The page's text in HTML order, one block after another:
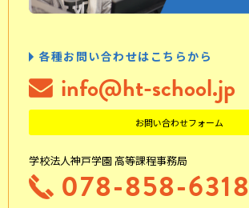
各種お問い合わせはこちらから
info@ht-school.jp
お問い合わせフォーム
学校法人神戸学園 高等課程事務局
078-858-6318